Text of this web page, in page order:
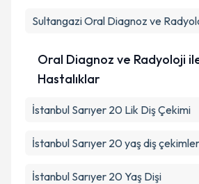
SultangaziOral Diagnoz ve
Oral Diagnoz ve Radyoloji
Hastalıklar
İstanbul Sarıyer 20 Lik Diş Çekimi
İstanbul Sarıyer 20 yaş diş
İstanbul Sarıyer 20 Yaş Dişi